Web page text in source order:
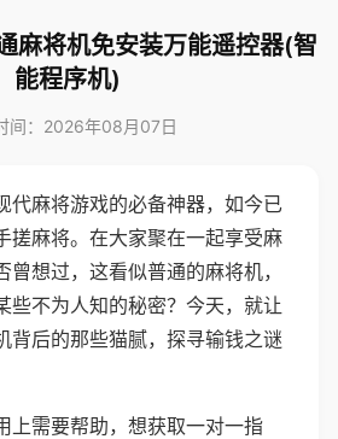
麻将机免安装万能遥控器(智
能程序机)
间：2026年08月07日
代麻将游戏的必备神器，如今已
搓麻将。在大家聚在一起享受麻
想过，这看似普通的麻将机，
些不为人知的秘密？今天，就让
背后的那些猫腻，探寻输钱之谜
上需要帮助，想获取一对一指